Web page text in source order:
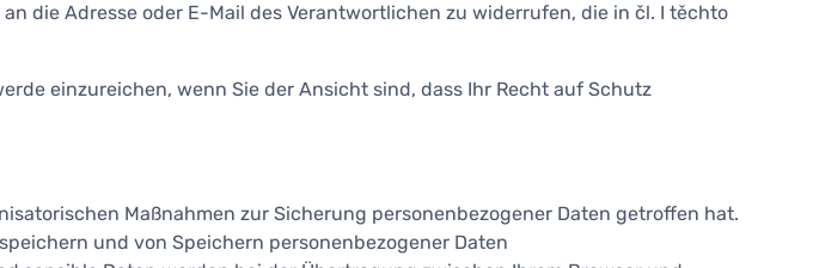
Adresse oder E-Mail des Verantwortlichen zu widerrufen, die in čl. I těchto
einzureichen, wenn Sie der Ansicht sind, dass Ihr Recht auf Schutz
Maßnahmen zur Sicherung personenbezogener Daten getroffen hat.
und von Speichern personenbezogener Daten